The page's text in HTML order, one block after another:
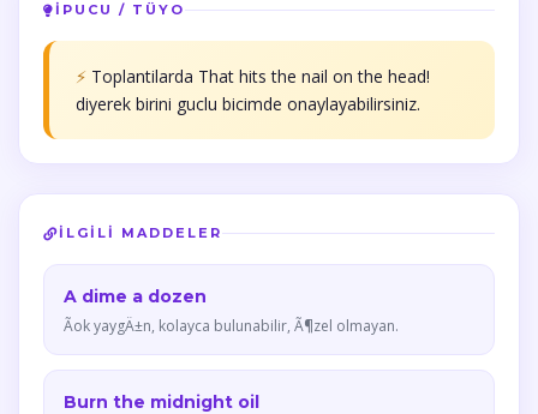
İPUCU / TÜYO
⚡ Toplantilarda That hits the nail on the head!
diyerek birini guclu bicimde onaylayabilirsiniz.
İLGILI MADDELER
A dime a dozen
Ãok yaygÄ±n, kolayca bulunabilir, Ã¶zel olmayan.
Burn the midnight oil